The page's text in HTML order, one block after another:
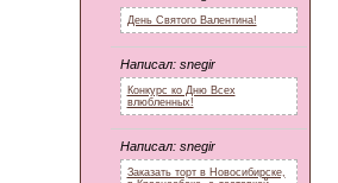
День Святого Валентина!
Написал: snegir
Конкурс ко Дню Всех
влюбленных!
Написал: snegir
Заказать торт в Новосибирске,